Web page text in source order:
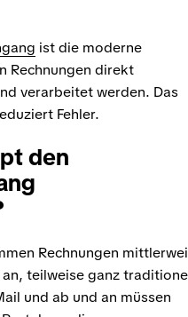
ist die moderne
Rechnungen direkt
verarbeitet werden. Das
Fehler.
den
Rechnungen
teilweise ganz
und ab und an müssen